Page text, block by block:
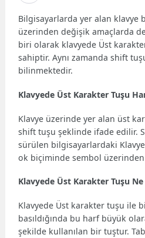
Bilgisayarlarda yer alan klavye
üzerinden değişik amaçlarda
biri olarak klavyede Üst
sahiptir. Aynı zamanda shift
bilinmektedir.
Klavyede Üst Karakter Tuşu
Klavye üzerinde yer alan üst
shift tuşu şeklinde ifade edilir.
sürülen bilgisayarlardaki
ok biçiminde sembol
Klavyede Üst Karakter Tuşu
Klavyede Üst karakter tuşu ile
basıldığında bu harf büyük
şekilde kullanılan bir tuştur.